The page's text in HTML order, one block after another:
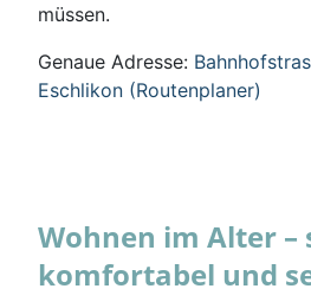
müssen.
Genaue Adresse:
Eschlikon (Routenplaner)
Wohnen im Alter –
komfortabel und